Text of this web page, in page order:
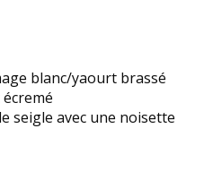
blanc/yaourt brassé
seigle avec une noisette